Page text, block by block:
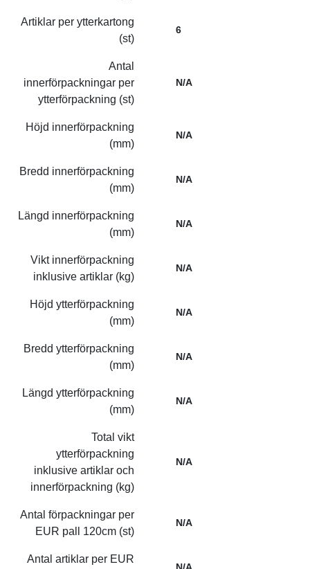
Artiklar per ytterkartong
(st)
6
Antal
innerförpackningar per
ytterförpackning (st)
N/A
Höjd innerförpackning
(mm)
N/A
Bredd innerförpackning
(mm)
N/A
Längd innerförpackning
(mm)
N/A
Vikt innerförpackning
inklusive artiklar (kg)
N/A
Höjd ytterförpackning
(mm)
N/A
Bredd ytterförpackning
(mm)
N/A
Längd ytterförpackning
(mm)
N/A
Total vikt
ytterförpackning
inklusive artiklar och
innerförpackning (kg)
N/A
Antal förpackningar per
EUR pall 120cm (st)
N/A
Antal artiklar per EUR